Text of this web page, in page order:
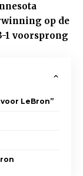
op de
1 voorsprong
LeBron”